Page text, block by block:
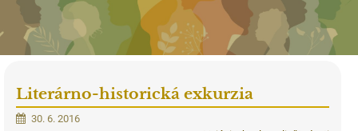
Literárno-historická exkurzia
30. 6. 2016